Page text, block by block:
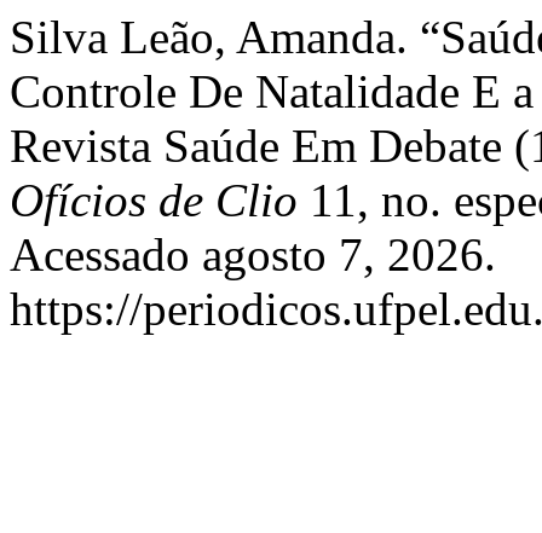
Silva Leão, Amanda.
Controle De Natalidade E
Revista Saúde Em Debate
Ofícios de Clio 11, no.
Acessado agosto 7, 2026.
https://